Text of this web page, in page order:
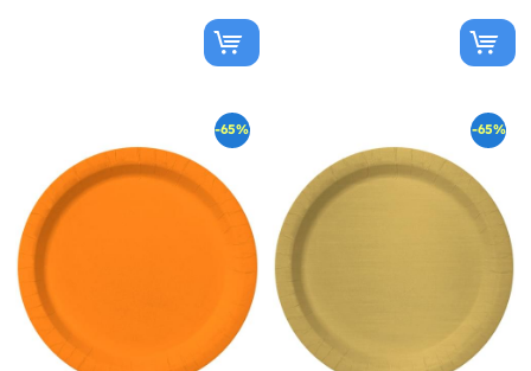
-65% -65%